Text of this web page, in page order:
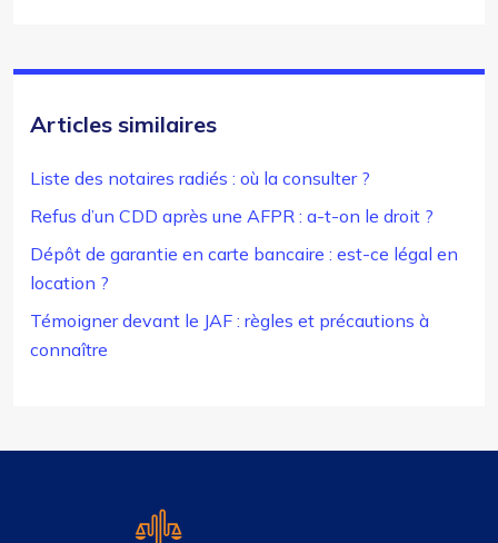
Articles similaires
Liste des notaires radiés : où la consulter ?
Refus d’un CDD après une AFPR : a-t-on le droit ?
Dépôt de garantie en carte bancaire : est-ce légal en
location ?
Témoigner devant le JAF : règles et précautions à
connaître